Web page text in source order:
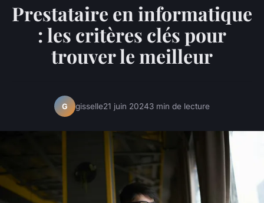
Prestataire en informatique
: les critères clés pour
trouver le meilleur
G gisselle21 juin 20243 min de lecture